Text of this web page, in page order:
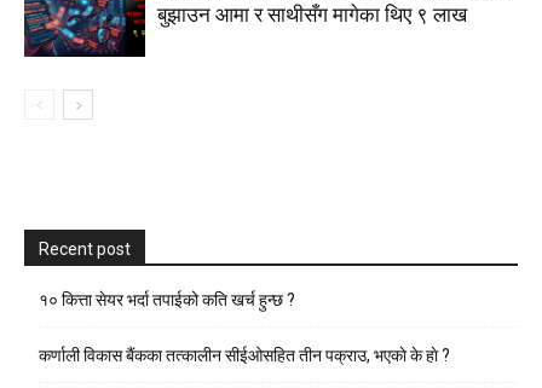
बुझाउन आमा र साथीसँग मागेका थिए ९ लाख
Recent post
१० कित्ता सेयर भर्दा तपाईको कति खर्च हुन्छ ?
कर्णाली विकास बैंकका तत्कालीन सीईओसहित तीन पक्राउ, भएकाे के हाे ?